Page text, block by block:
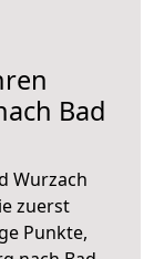
Bad
Wurzach
zuerst
Punkte,